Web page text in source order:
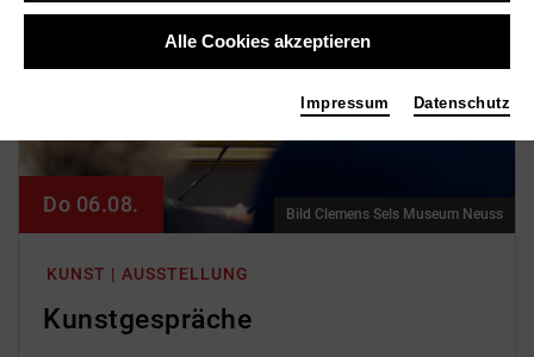
KUNST | AUSSTELLUNG
Kunst­gespräche
Do 06.08. Bild Clemens Sels Museum Neuss
Alle Cookies akzeptieren
Impressum Datenschutz